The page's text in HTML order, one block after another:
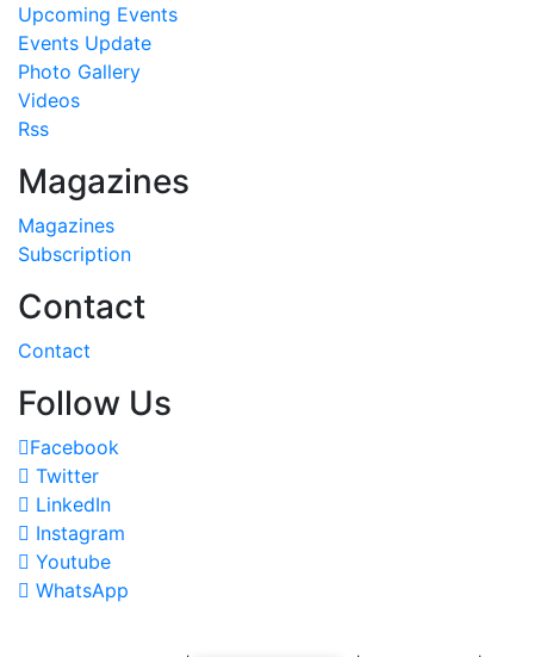
Upcoming Events
Events Update
Photo Gallery
Videos
Rss
Magazines
Magazines
Subscription
Contact
Contact
Follow Us
Facebook
Twitter
LinkedIn
Instagram
Youtube
WhatsApp